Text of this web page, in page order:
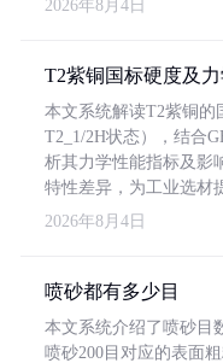
2026年8月4日
T2紫铜国标硬度及
本文系统解读T2紫铜的
T2_1/2H状态），结合
析其力学性能指标及影
特性差异，为工业选材
2026年8月4日
喷砂都有多少目
本文系统介绍了喷砂目
喷砂200目对应的表面